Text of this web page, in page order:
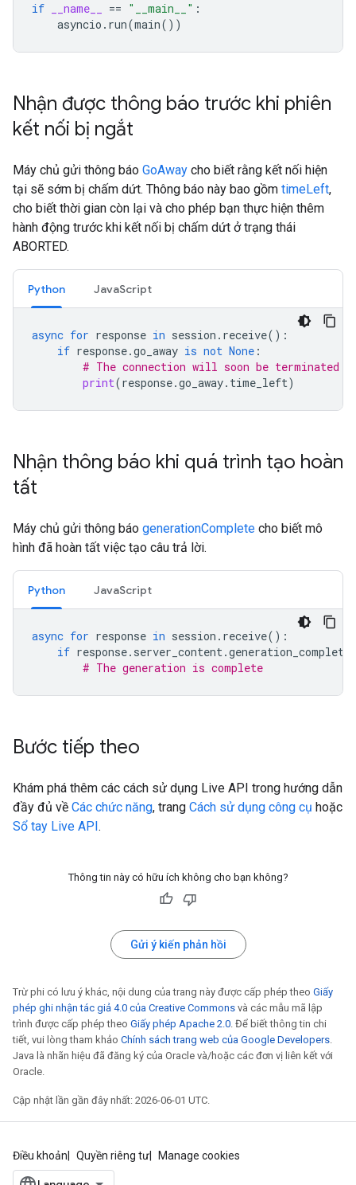
if __name__ == "__main__" :
asyncio . run(main())
Nhận được thông báo trước khi phiên
kết nối bị ngắt
Máy chủ gửi thông báo GoAway cho biết rằng kết nối hiện
tại sẽ sớm bị chấm dứt. Thông báo này bao gồm timeLeft,
cho biết thời gian còn lại và cho phép bạn thực hiện thêm
hành động trước khi kết nối bị chấm dứt ở trạng thái
ABORTED.
Python JavaScript
async for response in session . receive():
if response.go_away is not None :
# The connection will soon be terminated
print(response.go_away. time_left)
Nhận thông báo khi quá trình tạo hoàn
tất
Máy chủ gửi thông báo generationComplete cho biết mô
hình đã hoàn tất việc tạo câu trả lời.
Python JavaScript
async for response in session . receive():
if response. server_content.generation_complete
# The generation is complete
Bước tiếp theo
Khám phá thêm các cách sử dụng Live API trong hướng dẫn
đầy đủ về Các chức năng, trang Cách sử dụng công cụ hoặc
Sổ tay Live API.
Thông tin này có hữu ích không cho bạn không?
Gửi ý kiến phản hồi
Trừ phi có lưu ý khác, nội dung của trang này được cấp phép theo Giấy
phép ghi nhận tác giả 4.0 của Creative Commons và các mẫu mã lập
trình được cấp phép theo Giấy phép Apache 2.0. Để biết thông tin chi
tiết, vui lòng tham khảo Chính sách trang web của Google Developers.
Java là nhãn hiệu đã đăng ký của Oracle và/hoặc các đơn vị liên kết với
Oracle.
Cập nhật lần gần đây nhất: 2026-06-01 UTC.
Điều khoản Quyền riêng tư Manage cookies